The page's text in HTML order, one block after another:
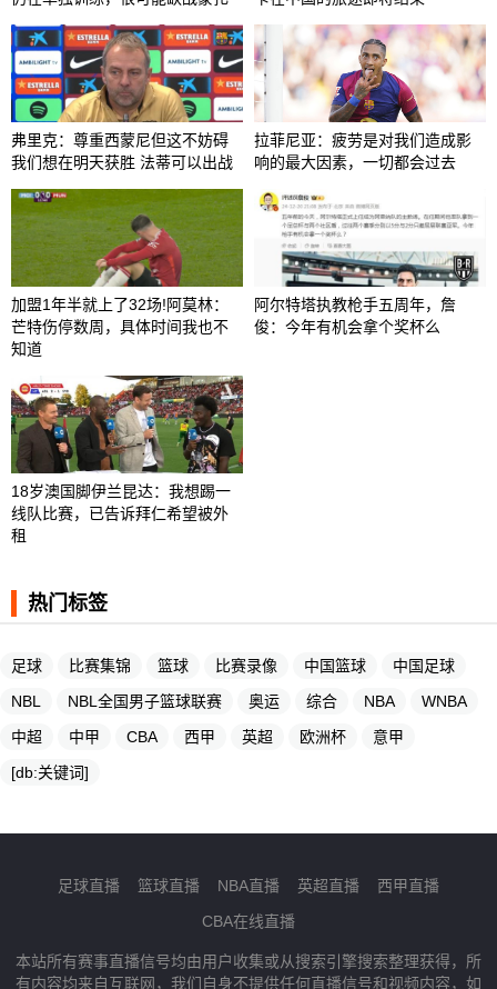
弗里克：尊重西蒙尼但这不妨碍
我们想在明天获胜 法蒂可以出战
拉菲尼亚：疲劳是对我们造成影
响的最大因素，一切都会过去
加盟1年半就上了32场!阿莫林：
芒特伤停数周，具体时间我也不
知道
阿尔特塔执教枪手五周年，詹
俊：今年有机会拿个奖杯么 ​​​
18岁澳国脚伊兰昆达：我想踢一
线队比赛，已告诉拜仁希望被外
租
热门标签
足球 比赛集锦 篮球 比赛录像 中国篮球
中国足球
NBL
NBL全国男子篮球联赛 奥运 综合 NBA
WNBA
中超
中甲 CBA 西甲 英超 欧洲杯
意甲
[db:关键词]
足球直播 篮球直播 NBA直播 英超直播
西甲直播
CBA在线直播
本站所有赛事直播信号均由用户收集或从搜索引擎搜索整理获得，所
有内容均来自互联网，我们自身不提供任何直播信号和视频内容，如